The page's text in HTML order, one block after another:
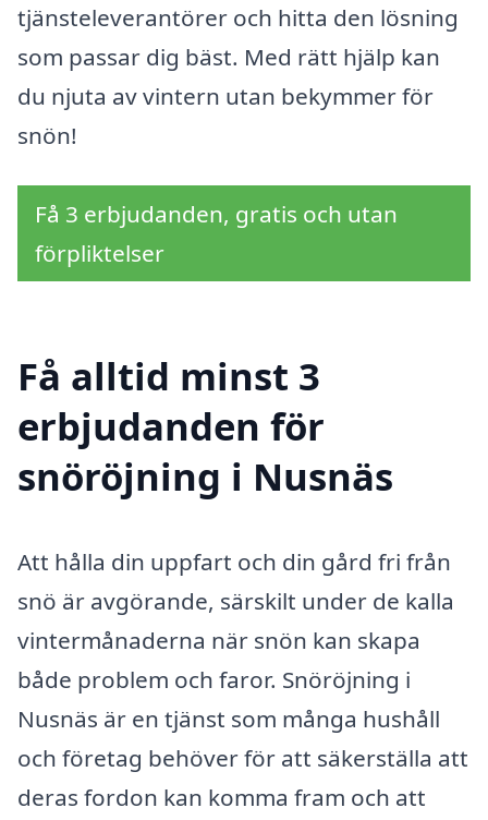
tjänsteleverantörer och hitta den lösning
som passar dig bäst. Med rätt hjälp kan
du njuta av vintern utan bekymmer för
snön!
Få 3 erbjudanden, gratis och utan
förpliktelser
Få alltid minst 3
erbjudanden för
snöröjning i Nusnäs
Att hålla din uppfart och din gård fri från
snö är avgörande, särskilt under de kalla
vintermånaderna när snön kan skapa
både problem och faror. Snöröjning i
Nusnäs är en tjänst som många hushåll
och företag behöver för att säkerställa att
deras fordon kan komma fram och att